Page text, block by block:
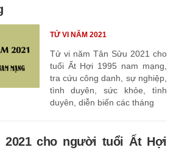
Tử vi năm Tân Sửu 2021 cho
tuổi Ất Hợi 1995 nam mạng,
tra cứu công danh, sự nghiệp,
tình duyên, sức khỏe, tình
duyên, diễn biến các tháng
TỬ VI NĂM 2021
cho người tuổi Ất Hợi